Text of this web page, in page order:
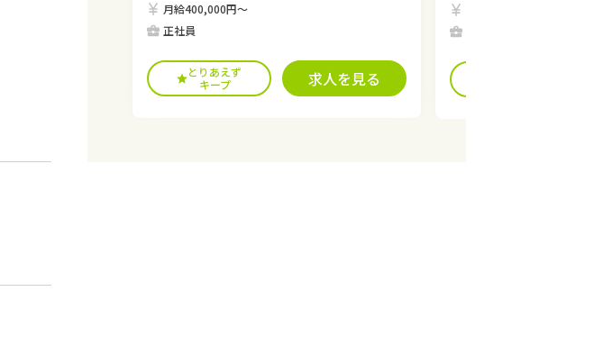
月給400,000円〜
正社員
とりあえず
キープ
求人を見る